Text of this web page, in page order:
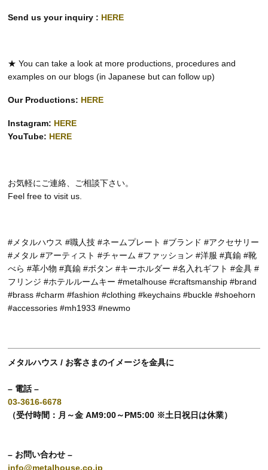
Send us your inquiry : HERE
★ You can take a look at more productions, procedures and
examples on our blogs (in Japanese but can follow up)
Our Productions: HERE
Instagram: HERE
YouTube: HERE
お気軽にご連絡、ご相談下さい。
Feel free to visit us.
#メタルハウス #職人技 #ネームプレート #ブランド #アクセサリー
#メタル #アーティスト #チャーム #ファッション #洋服 #真鍮 #靴
べら #革小物 #真鍮 #ボタン #キーホルダー #名入れギフト #金具 #
フリンジ #ホテルルームキー #metalhouse #craftsmanship #brand
#brass #charm #fashion #clothing #keychains #buckle #shoehorn
#accessories #mh1933 #newmo
メタルハウス / お客さまのイメージを金具に
– 電話 –
03-3616-6678
（受付時間：月～金 AM9:00～PM5:00 ※土日祝日は休業）
– お問い合わせ –
info@metalhouse.co.jp